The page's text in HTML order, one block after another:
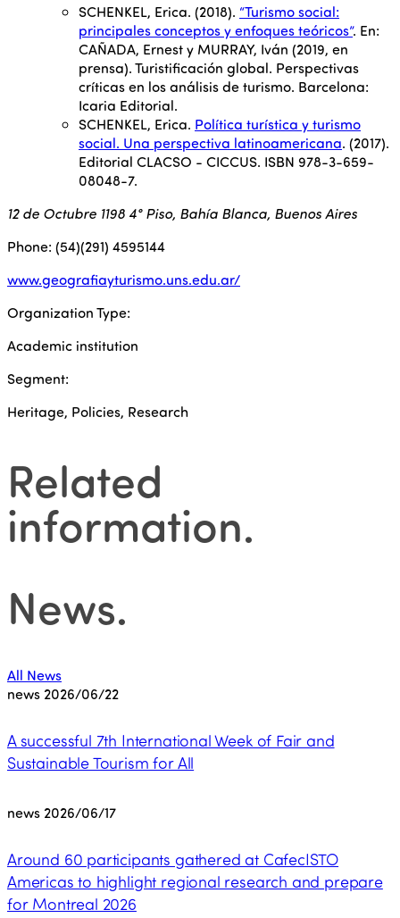
SCHENKEL, Erica. (2018). “Turismo social:
principales conceptos y enfoques teóricos”. En:
CAÑADA, Ernest y MURRAY, Iván (2019, en
prensa). Turistificación global. Perspectivas
críticas en los análisis de turismo. Barcelona:
Icaria Editorial.
SCHENKEL, Erica. Política turística y turismo
social. Una perspectiva latinoamericana. (2017).
Editorial CLACSO - CICCUS. ISBN 978-3-659-
08048-7.
12 de Octubre 1198 4° Piso, Bahía Blanca, Buenos Aires
Phone: (54)(291) 4595144
www.geografiayturismo.uns.edu.ar/
Organization Type:
Academic institution
Segment:
Heritage, Policies, Research
Related
information.
News.
All News
news 2026/06/22
A successful 7th International Week of Fair and
Sustainable Tourism for All
news 2026/06/17
Around 60 participants gathered at CafecISTO
Americas to highlight regional research and prepare
for Montreal 2026